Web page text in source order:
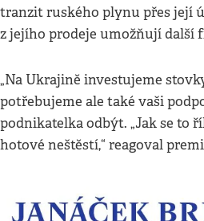
tranzit ruského plynu přes její
z jejího prodeje umožňují další
„Na Ukrajině investujeme
potřebujeme ale také vaši
podnikatelka odbýt. „Jak se to
hotové neštěstí,“ reagoval